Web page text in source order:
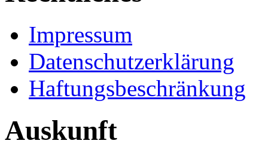
Impressum
Datenschutzerklärung
Haftungsbeschränkung
Auskunft